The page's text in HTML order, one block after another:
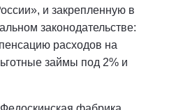
и закрепленную в
законодательстве:
расходов на
займы под 2% и